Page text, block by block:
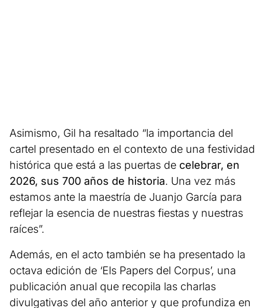
Asimismo, Gil ha resaltado “la importancia del
cartel presentado en el contexto de una festividad
histórica que está a las puertas de celebrar, en
2026, sus 700 años de historia. Una vez más
estamos ante la maestría de Juanjo García para
reflejar la esencia de nuestras fiestas y nuestras
raíces”.
Además, en el acto también se ha presentado la
octava edición de ‘Els Papers del Corpus’, una
publicación anual que recopila las charlas
divulgativas del año anterior y que profundiza en